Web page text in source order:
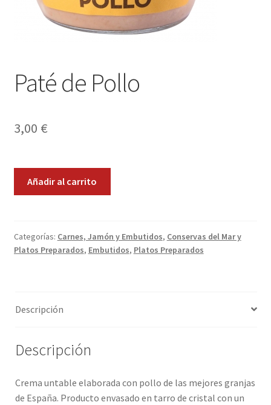
Finalizar compra
Mi cuenta
Ofertas
Política de Privacidad Y Cookies
Términos y condiciones
Tienda
Paté de Pollo
3,00 €
Añadir al carrito
Categorías: Carnes, Jamón y Embutidos, Conservas del Mar y
Platos Preparados, Embutidos, Platos Preparados
Descripción
Descripción
Crema untable elaborada con pollo de las mejores granjas
de España. Producto envasado en tarro de cristal con un